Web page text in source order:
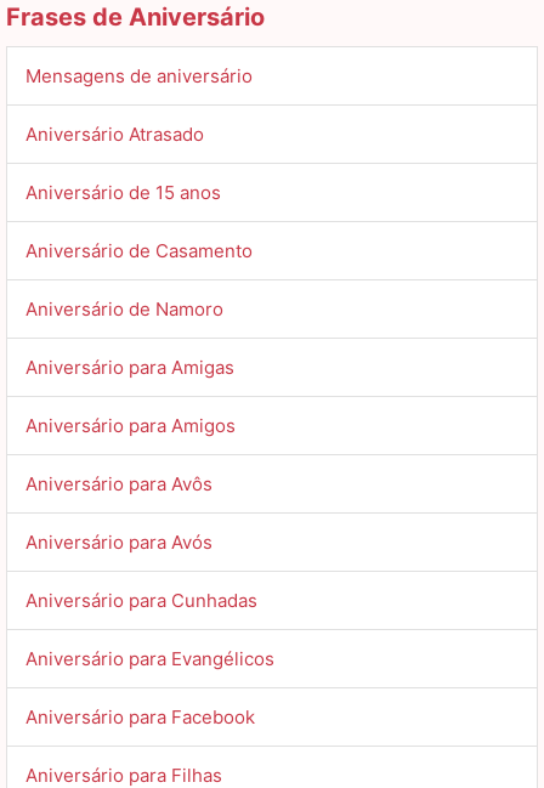
Frases de Aniversário
Mensagens de aniversário
Aniversário Atrasado
Aniversário de 15 anos
Aniversário de Casamento
Aniversário de Namoro
Aniversário para Amigas
Aniversário para Amigos
Aniversário para Avôs
Aniversário para Avós
Aniversário para Cunhadas
Aniversário para Evangélicos
Aniversário para Facebook
Aniversário para Filhas